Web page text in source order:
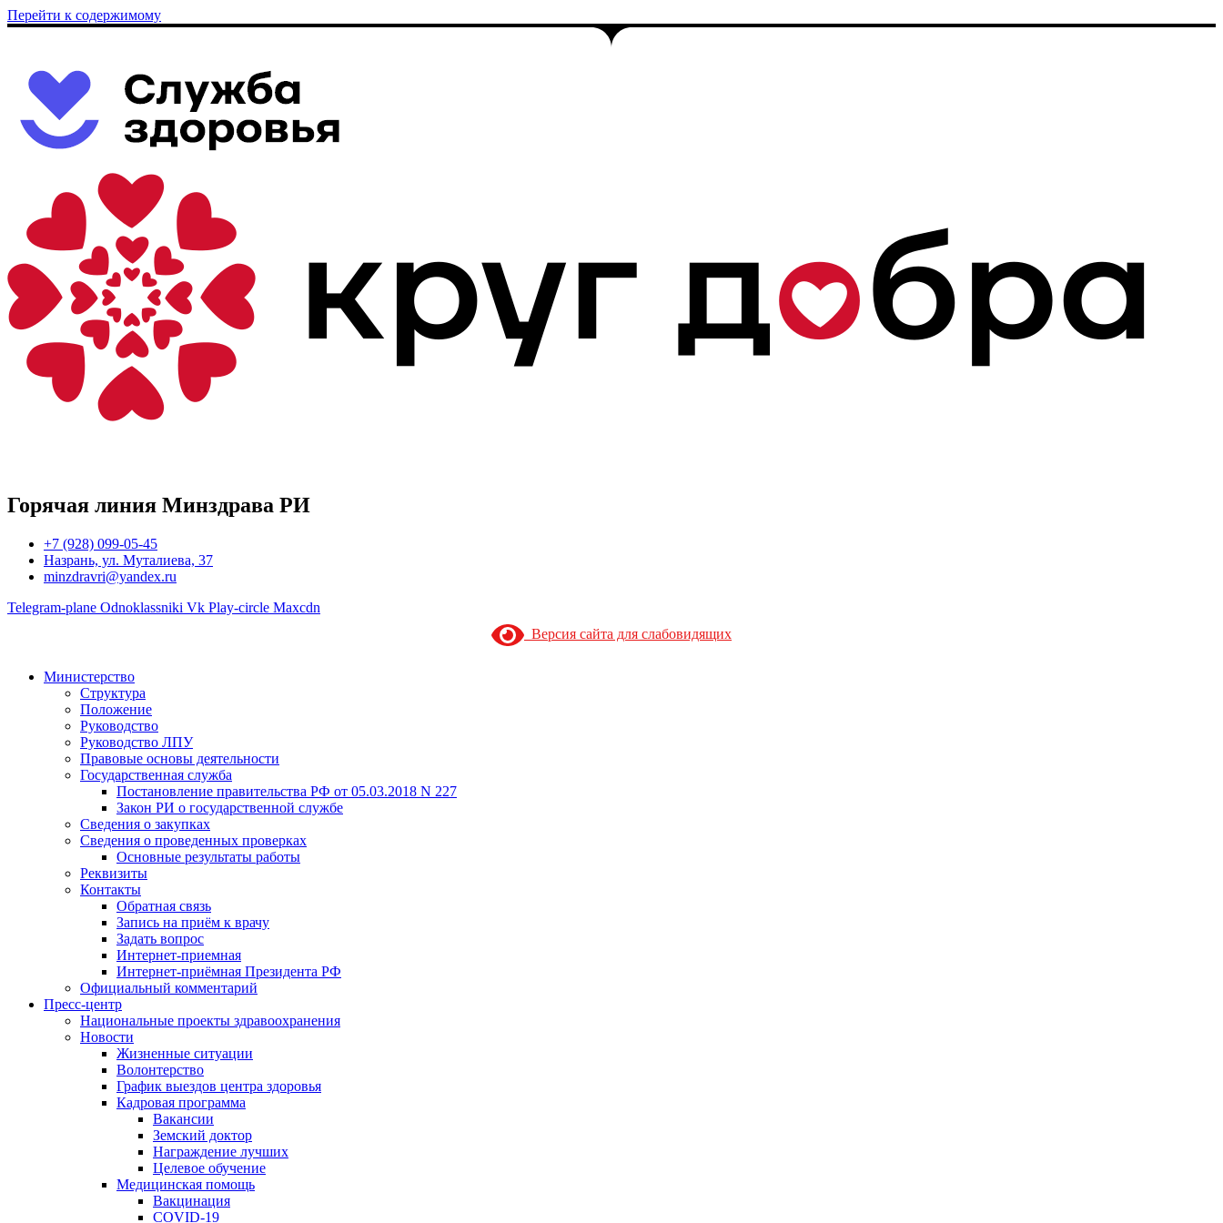
Перейти к содержимому
Горячая линия Минздрава РИ
+7 (928) 099-05-45
Назрань, ул. Муталиева, 37
minzdravri@yandex.ru
Telegram-plane Odnoklassniki Vk Play-circle Maxcdn
Версия сайта для слабовидящих
Министерство
Структура
Положение
Руководство
Руководство ЛПУ
Правовые основы деятельности
Государственная служба
Постановление правительства РФ от 05.03.2018 N 227
Закон РИ о государственной службе
Сведения о закупках
Сведения о проведенных проверках
Основные результаты работы
Реквизиты
Контакты
Обратная связь
Запись на приём к врачу
Задать вопрос
Интернет-приемная
Интернет-приёмная Президента РФ
Официальный комментарий
Пресс-центр
Национальные проекты здравоохранения
Новости
Жизненные ситуации
Волонтерство
График выездов центра здоровья
Кадровая программа
Вакансии
Земский доктор
Награждение лучших
Целевое обучение
Медицинская помощь
Вакцинация
COVID-19